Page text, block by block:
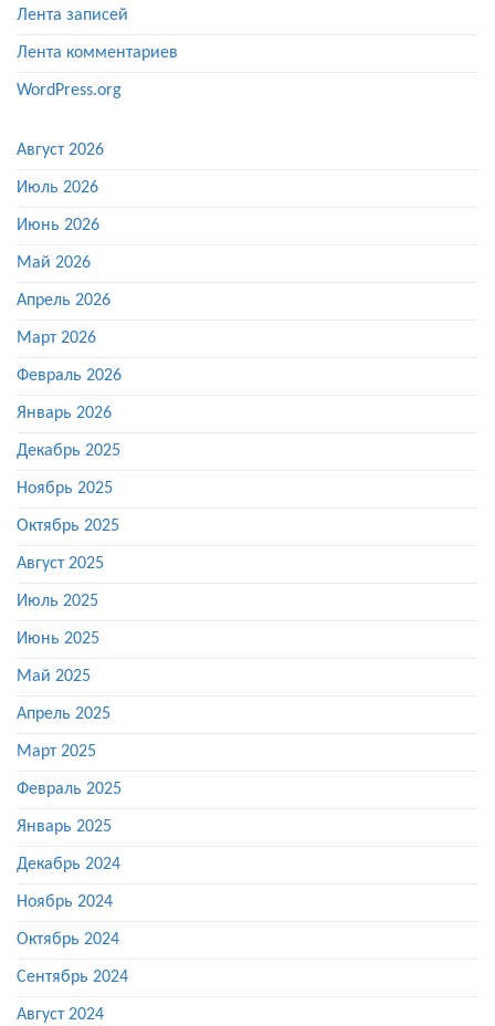
Лента записей
Лента комментариев
WordPress.org
Август 2026
Июль 2026
Июнь 2026
Май 2026
Апрель 2026
Март 2026
Февраль 2026
Январь 2026
Декабрь 2025
Ноябрь 2025
Октябрь 2025
Август 2025
Июль 2025
Июнь 2025
Май 2025
Апрель 2025
Март 2025
Февраль 2025
Январь 2025
Декабрь 2024
Ноябрь 2024
Октябрь 2024
Сентябрь 2024
Август 2024